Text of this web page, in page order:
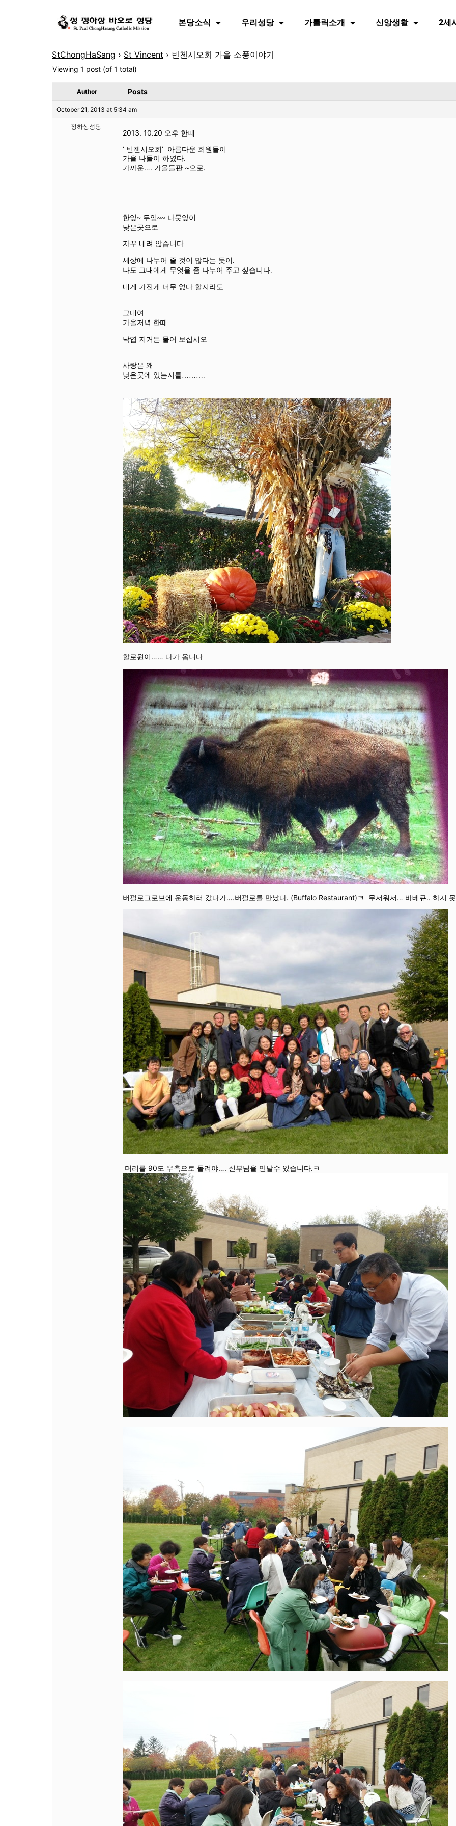
본당소식 우리성당 가톨릭소개 신앙생활 2세
StChongHaSang › St Vincent › 빈첸시오회 가을 소풍이야기
Viewing 1 post (of 1 total)
Author Posts
October 21, 2013 at 5:34 am
정하상성당
2013. 10.20 오후 한때
‘ 빈첸시오회’ 아름다운 회원들이
가을 나들이 하였다.
가까운…. 가을들판 ~으로.
한잎~ 두잎~~ 나뭇잎이
낮은곳으로
자꾸 내려 앉습니다.
세상에 나누어 줄 것이 많다는 듯이.
나도 그대에게 무엇을 좀 나누어 주고 싶습니다.
내게 가진게 너무 없다 할지라도
그대여
가을저녁 한때
낙엽 지거든 물어 보십시오
사랑은 왜
낮은곳에 있는지를……….
할로윈이…… 다가 옵니다
버펄로그로브에 운동하러 갔다가….버펄로를 만났다. (Buffalo Restaurant)ㅋ 무서워서… 바베큐.. 하지
머리를 90도 우측으로 돌려야…. 신부님을 만날수 있습니다.ㅋ